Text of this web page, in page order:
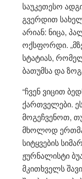
საუკეთესო
გვერდით
არიან: ნიცა,
ოქსფორდი.
სტატიას,
ბათუმსა და
“ჩვენ ვიცით
ქართველები.
მოგეჩვენოთ,
მხოლოდ ერთმა
სიტყვების
ჟურნალისტი
მკითხველს